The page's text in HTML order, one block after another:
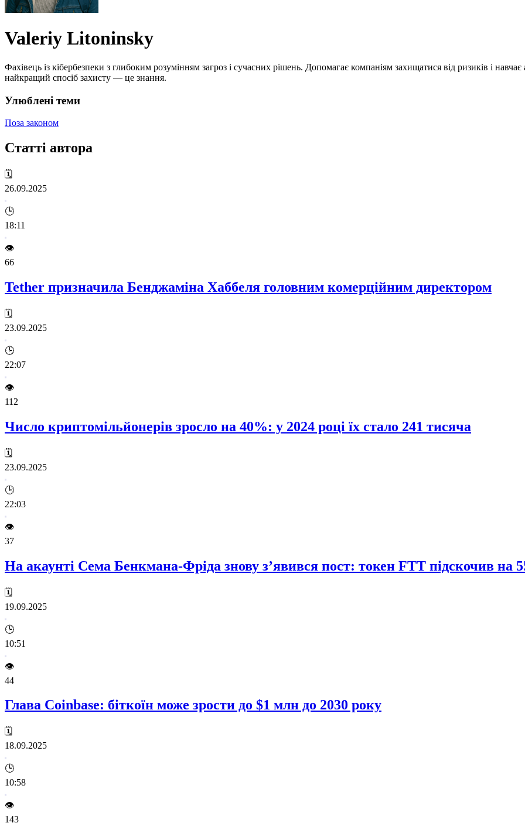
Valeriy Litoninsky
Фахівець із кібербезпеки з глибоким розумінням загроз і сучасних рішень. Допомагає компаніям захищатися від ризиків і
найкращий спосіб захисту — це знання.
Улюблені теми
Поза законом
Статті автора
🗓️
26.09.2025
🕒
18:11
👁️
66
Tether призначила Бенджаміна Хаббеля головним комерційним директором
🗓️
23.09.2025
🕒
22:07
👁️
112
Число криптомільйонерів зросло на 40%: у 2024 році їх стало 241 тисяча
🗓️
23.09.2025
🕒
22:03
👁️
37
На акаунті Сема Бенкмана-Фріда знову з’явився пост: токен FTT підскочив на
🗓️
19.09.2025
🕒
10:51
👁️
44
Глава Coinbase: біткоїн може зрости до $1 млн до 2030 року
🗓️
18.09.2025
🕒
10:58
👁️
143